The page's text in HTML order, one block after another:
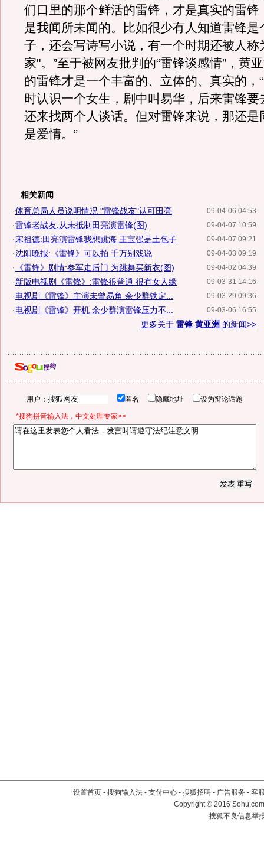
们口里的那个鲜活的雷锋，才是真实的雷锋
是我闻所未闻的。比如很少有人知道雷锋是
子，还会写诗写小说，有一个时期还被人称
家"。”至于被网友批判的“雷锋谈感情”，黄
的雷锋才是一个丰富的、立体的、真实的，
时认识一个女生，剧中叫易华，后来雷锋要
还来找两个人谈话。但对雷锋来说，那还是
是爱情。”
相关新闻
09-04-06 04:53
·体育总局人员说明情况 "雷锋战友"认可田亮
09-04-07 10:59
·雷锋老战友:从未抵制田亮演雷锋(图)
09-04-07 09:21
·宋祖德:田亮演雷锋我想跳海 王宝强是土包子
09-04-03 09:19
·沈阳晚报:《雷锋》可以拍 千万别戏说
09-04-02 04:39
· 《雷锋》剧情:参军走后门 为跳舞买新衣(图)
09-03-31 14:16
·新版电视剧《雷锋》:雷锋很普通 很有女人缘
09-03-29 09:36
·电视剧《雷锋》主演未曾易角 余少群铁定...
09-03-06 16:55
·电视剧《雷锋》开机 余少群演雷锋压力不...
更多关于 雷锋 黄亚洲 的新闻>>
用户： 匿名 隐藏地址 设为辩论话题
*搜狗拼音输入法，中文处理专家>>
设置首页 - 搜狗输入法 - 支付中心 - 搜狐招聘 - 广告服务 - 客
Copyright©2016
搜狐不良信息举